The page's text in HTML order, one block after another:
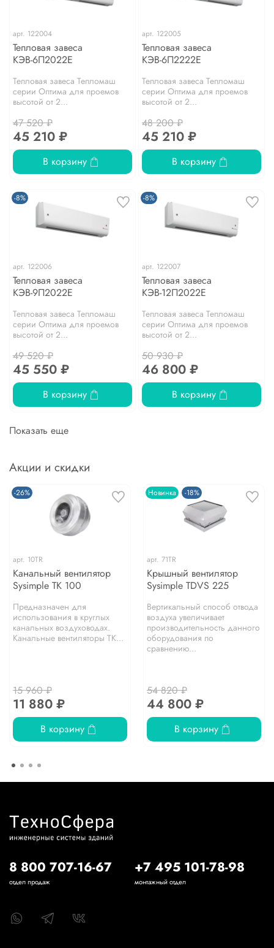
арт. 122004
Тепловая завеса
КЭВ-6П2022Е
Тепловая завеса Тепломаш
серии Оптима для проемов
высотой от 2...
47 520 ₽
45 210 ₽
В корзину
арт. 122005
Тепловая завеса
КЭВ-6П2222Е
Тепловая завеса Тепломаш
серии Оптима для проемов
высотой от 2...
48 200 ₽
45 210 ₽
В корзину
-8%
арт. 122006
Тепловая завеса
КЭВ-9П2022Е
Тепловая завеса Тепломаш
серии Оптима для проемов
высотой от 2...
49 520 ₽
45 550 ₽
В корзину
-8%
арт. 122007
Тепловая завеса
КЭВ-12П2022Е
Тепловая завеса Тепломаш
серии Оптима для проемов
высотой от 2...
50 930 ₽
46 800 ₽
В корзину
Показать еще
Акции и скидки
-26%
арт. 10TR
Канальный вентилятор
Sysimple TK 100
Предназначен для
использования в круглых
канальных воздуховодах.
Канальные вентиляторы TK...
15 960 ₽
11 880 ₽
В корзину
Новинка -18%
арт. 71TR
Крышный вентилятор
Sysimple TDVS 225
Вертикальный способ отвода
воздуха увеличивает
производительность данного
оборудования по
сравнению...
54 820 ₽
44 800 ₽
В корзину
8 800 707-16-67
отдел продаж
+7 495 101-78-98
монтажный отдел